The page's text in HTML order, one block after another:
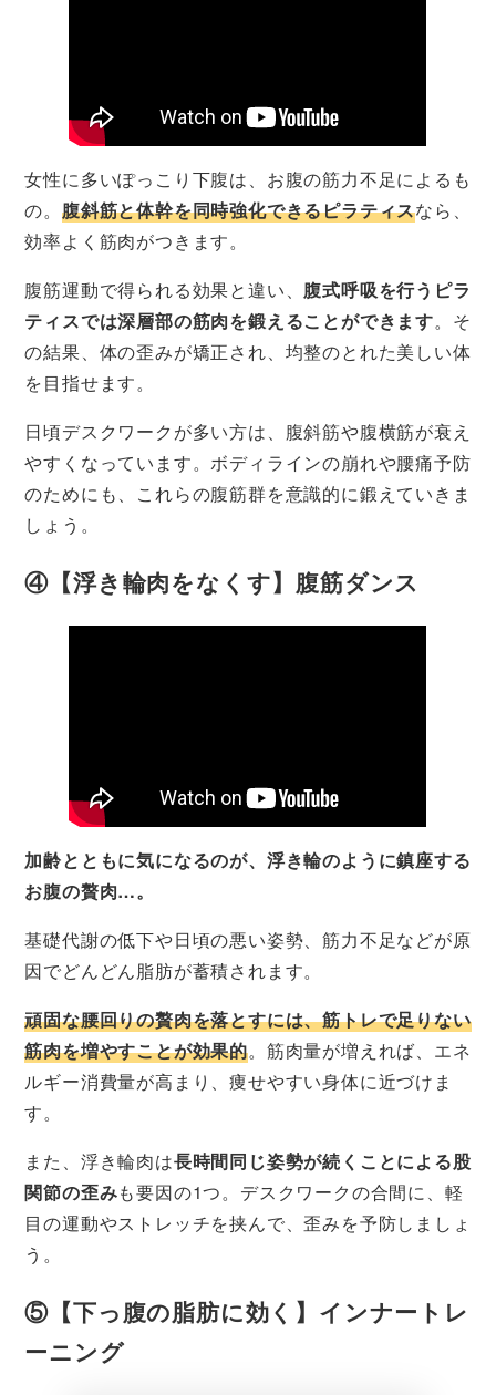
女性に多いぽっこり下腹は、お腹の筋力不足によるも
の。 腹斜筋と体幹を同時強化できるピラティスなら、
効率よく筋肉がつきます。
腹筋運動で得られる効果と違い、 腹式呼吸を行うピラ
ティスでは深層部の筋肉を鍛えることができます。そ
の結果、体の歪みが矯正され、均整のとれた美しい体
を目指せます。
日頃デスクワークが多い方は、腹斜筋や腹横筋が衰え
やすくなっています。ボディラインの崩れや腰痛予防
のためにも、これらの腹筋群を意識的に鍛えていきま
しょう。
④【浮き輪肉をなくす】腹筋ダンス
加齢とともに気になるのが、浮き輪のように鎮座する
お腹の贅肉…。
基礎代謝の低下や日頃の悪い姿勢、筋力不足などが原
因でどんどん脂肪が蓄積されます。
頑固な腰回りの贅肉を落とすには、筋トレで足りない
筋肉を増やすことが効果的。筋肉量が増えれば、エネ
ルギー消費量が高まり、痩せやすい身体に近づけま
す。
また、浮き輪肉は長時間同じ姿勢が続くことによる股
関節の歪みも要因の1つ。デスクワークの合間に、軽
目の運動やストレッチを挟んで、歪みを予防しましょ
う。
⑤【下っ腹の脂肪に効く】インナートレ
ーニング